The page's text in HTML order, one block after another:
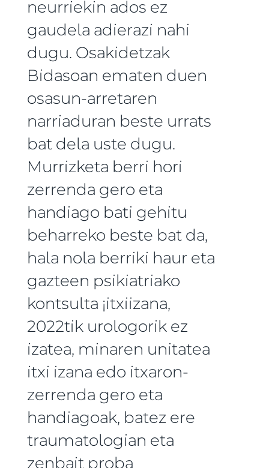
neurriekin ados ez
gaudela adierazi nahi
dugu. Osakidetzak
Bidasoan ematen duen
osasun-arretaren
narriaduran beste urrats
bat dela uste dugu.
Murrizketa berri hori
zerrenda gero eta
handiago bati gehitu
beharreko beste bat da,
hala nola berriki haur eta
gazteen psikiatriako
kontsulta ¡itxiizana,
2022tik urologorik ez
izatea, minaren unitatea
itxi izana edo itxaron-
zerrenda gero eta
handiagoak, batez ere
traumatologian eta
zenbait proba